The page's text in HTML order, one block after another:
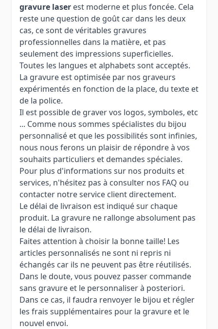
gravure laser est moderne et plus foncée. Cela
reste une question de goût car dans les deux
cas, ce sont de véritables gravures
professionnelles dans la matière, et pas
seulement des impressions superficielles.
Toutes les langues et alphabets sont acceptés.
La gravure est optimisée par nos graveurs
expérimentés en fonction de la place, du texte et
de la police.
Il est possible de graver vos logos, symboles, etc
... Comme nous sommes spécialistes du bijou
personnalisé et que les possibilités sont infinies,
nous nous ferons un plaisir de répondre à vos
souhaits particuliers et demandes spéciales.
Pour plus d'informations sur nos produits et
services, n'hésitez pas à consulter nos FAQ ou
contacter notre service client directement.
Le délai de livraison est indiqué sur chaque
produit. La gravure ne rallonge absolument pas
le délai de livraison.
Faites attention à choisir la bonne taille! Les
articles personnalisés ne sont ni repris ni
échangés car ils ne peuvent pas être réutilisés.
Dans le doute, vous pouvez passer commande
sans gravure et le personnaliser à posteriori.
Dans ce cas, il faudra renvoyer le bijou et régler
les frais supplémentaires pour la gravure et le
nouvel envoi.